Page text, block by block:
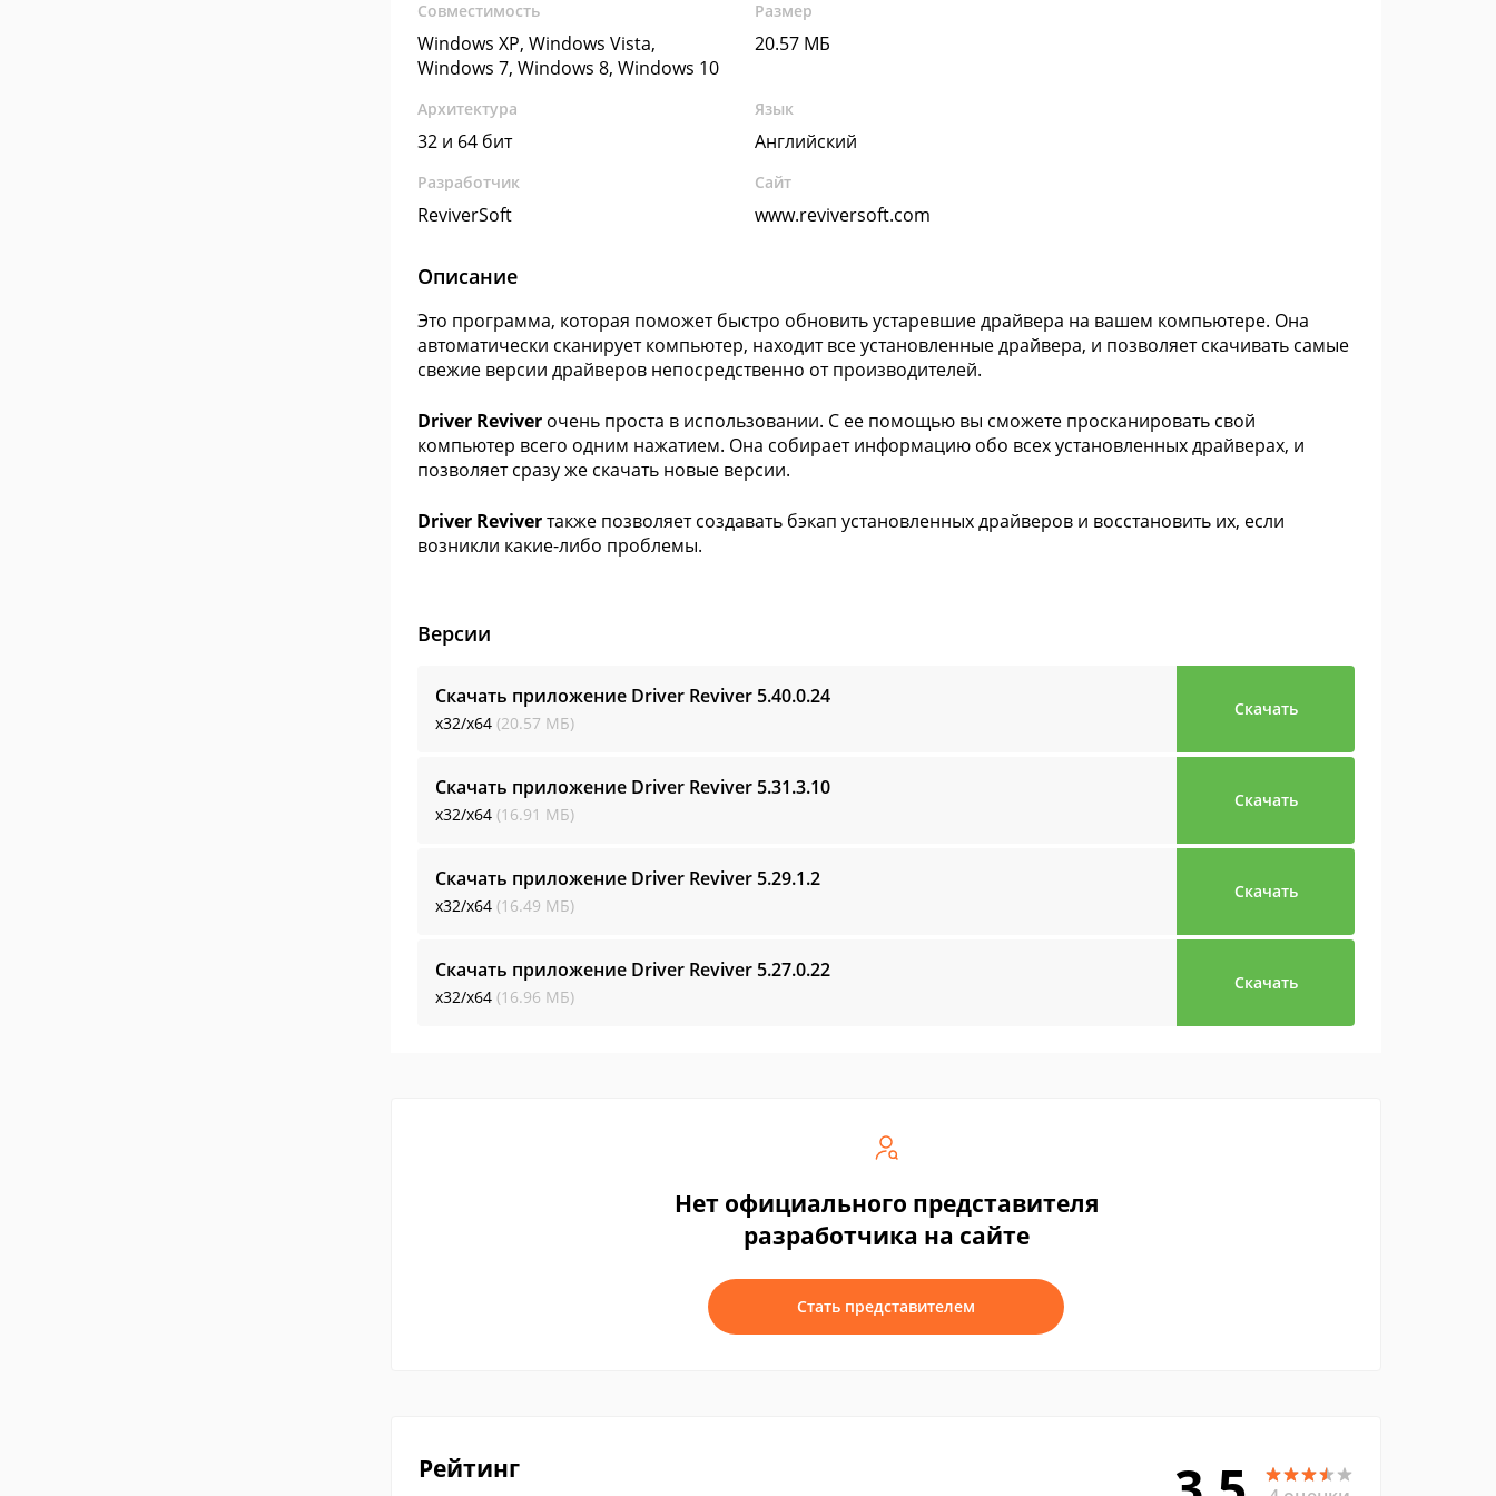
Совместимость
Windows XP, Windows Vista,
Windows 7, Windows 8, Windows 10
Размер
20.57 МБ
Архитектура
32 и 64 бит
Язык
Английский
Разработчик
ReviverSoft
Сайт
www.reviversoft.com
Описание
Это программа, которая поможет быстро обновить устаревшие драйвера на вашем компьютере. Она
автоматически сканирует компьютер, находит все установленные драйвера, и позволяет скачивать самые
свежие версии драйверов непосредственно от производителей.
Driver Reviver очень проста в использовании. С ее помощью вы сможете просканировать свой
компьютер всего одним нажатием. Она собирает информацию обо всех установленных драйверах, и
позволяет сразу же скачать новые версии.
Driver Reviverтакже позволяет создавать бэкап установленных драйверов и восстановить их, если
возникли какие-либо проблемы.
Версии
Скачать приложение Driver Reviver 5.40.0.24
x32/x64 (20.57 МБ)
Скачать
Скачать приложение Driver Reviver 5.31.3.10
x32/x64 (16.91 МБ)
Скачать
Скачать приложение Driver Reviver 5.29.1.2
x32/x64 (16.49 МБ)
Скачать
Скачать приложение Driver Reviver 5.27.0.22
x32/x64 (16.96 МБ)
Скачать
Нет официального представителя
разработчика на сайте
Стать представителем
Рейтинг